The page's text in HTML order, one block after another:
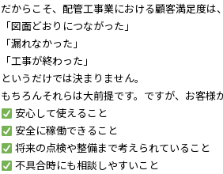
だからこそ、配管工事業における顧客満足度は
「図面どおりにつながった」
「漏れなかった」
「工事が終わった」
というだけでは決まりません。
もちろんそれらは大前提です。ですが、お客様
安心して使えること
安全に稼働できること
将来の点検や整備まで考えられていること
不具合時にも相談しやすいこと